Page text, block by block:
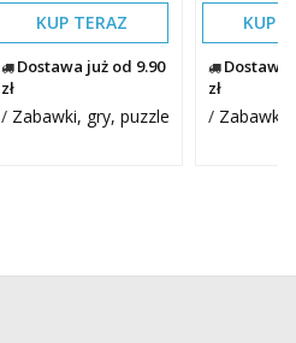
KUP TERAZ
Dostawa już od 9.90
zł
/ Zabawki, gry, puzzle
KUP
Dostawa
zł
/ Zabawki,